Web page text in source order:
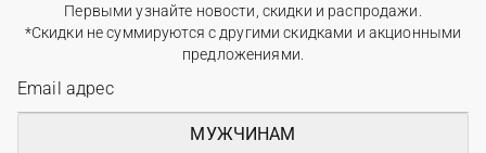
Первыми узнайте новости, скидки и распродажи.
*Скидки не суммируются с другими скидками и акционными
предложениями.
МУЖЧИНАМ